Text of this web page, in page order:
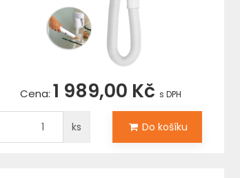
Cena: 1 989,00 Kč s DPH
ks Do košíku